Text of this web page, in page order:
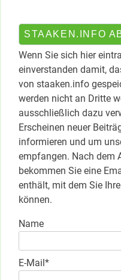
STAAKEN.INFO
Wenn Sie sich hier
einverstanden damit,
von staaken.info
werden nicht an Dritte
ausschließlich dazu
Erscheinen neuer
informieren und um
empfangen. Nach dem
bekommen Sie eine
enthält, mit dem Sie
können.
Name
E-Mail*